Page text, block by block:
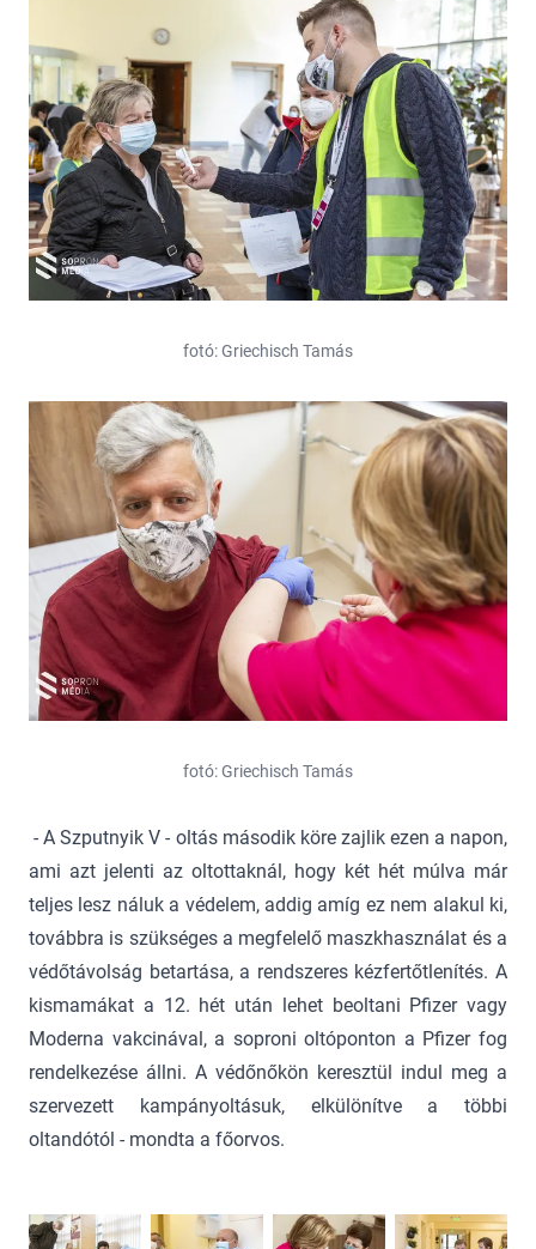
fotó: Griechisch Tamás
fotó: Griechisch Tamás
- A Szputnyik V - oltás második köre zajlik ezen a napon,
ami azt jelenti az oltottaknál, hogy két hét múlva már
teljes lesz náluk a védelem, addig amíg ez nem alakul ki,
továbbra is szükséges a megfelelő maszkhasználat és a
védőtávolság betartása, a rendszeres kézfertőtlenítés. A
kismamákat a 12. hét után lehet beoltani Pfizer vagy
Moderna vakcinával, a soproni oltóponton a Pfizer fog
rendelkezése állni. A védőnőkön keresztül indul meg a
szervezett kampányoltásuk, elkülönítve a többi
oltandótól - mondta a főorvos.